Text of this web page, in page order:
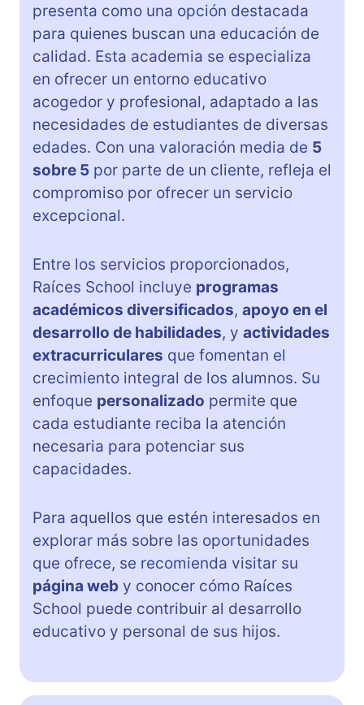
presenta como una opción destacada
para quienes buscan una educación de
calidad. Esta academia se especializa
en ofrecer un entorno educativo
acogedor y profesional, adaptado a las
necesidades de estudiantes de diversas
edades. Con una valoración media de 5
sobre 5 por parte de un cliente, refleja el
compromiso por ofrecer un servicio
excepcional.
Entre los servicios proporcionados,
Raíces School incluye programas
académicos diversificados, apoyo en el
desarrollo de habilidades, y actividades
extracurriculares que fomentan el
crecimiento integral de los alumnos. Su
enfoque personalizado permite que
cada estudiante reciba la atención
necesaria para potenciar sus
capacidades.
Para aquellos que estén interesados en
explorar más sobre las oportunidades
que ofrece, se recomienda visitar su
página web y conocer cómo Raíces
School puede contribuir al desarrollo
educativo y personal de sus hijos.